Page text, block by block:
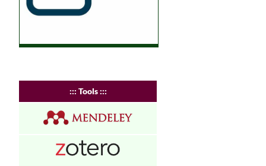
::: Tools :::